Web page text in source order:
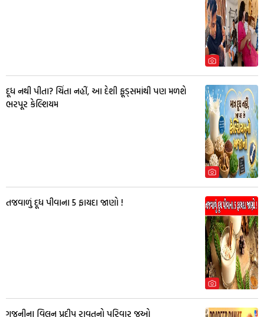
દૂધ નથી પીતા? ચિંતા નહીં, આ દેશી ફૂડ્સમાંથી પણ મળશે
ભરપૂર કેલ્શિયમ
તજવાળું દૂધ પીવાના 5 ફાયદા જાણો !
ગજનીના વિલન પ્રદીપ રાવતનો પરિવાર જુઓ